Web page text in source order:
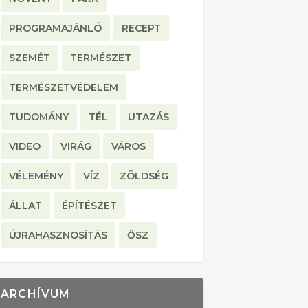
PROGRAMAJÁNLÓ RECEPT
SZEMÉT TERMÉSZET
TERMÉSZETVÉDELEM
TUDOMÁNY TÉL UTAZÁS
VIDEO VIRÁG VÁROS
VÉLEMÉNY VÍZ ZÖLDSÉG
ÁLLAT ÉPÍTÉSZET
ÚJRAHASZNOSÍTÁS ŐSZ
ARCHÍVUM